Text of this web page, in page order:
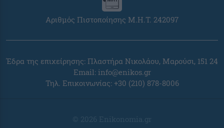
Αριθμός Πιστοποίησης Μ.Η.Τ. 242097
Έδρα της επιχείρησης: Πλαστήρα Νικολάου, Μαρούσι, 151 24
Email: info@enikos.gr
Τηλ. Επικοινωνίας: +30 (210) 878-8006